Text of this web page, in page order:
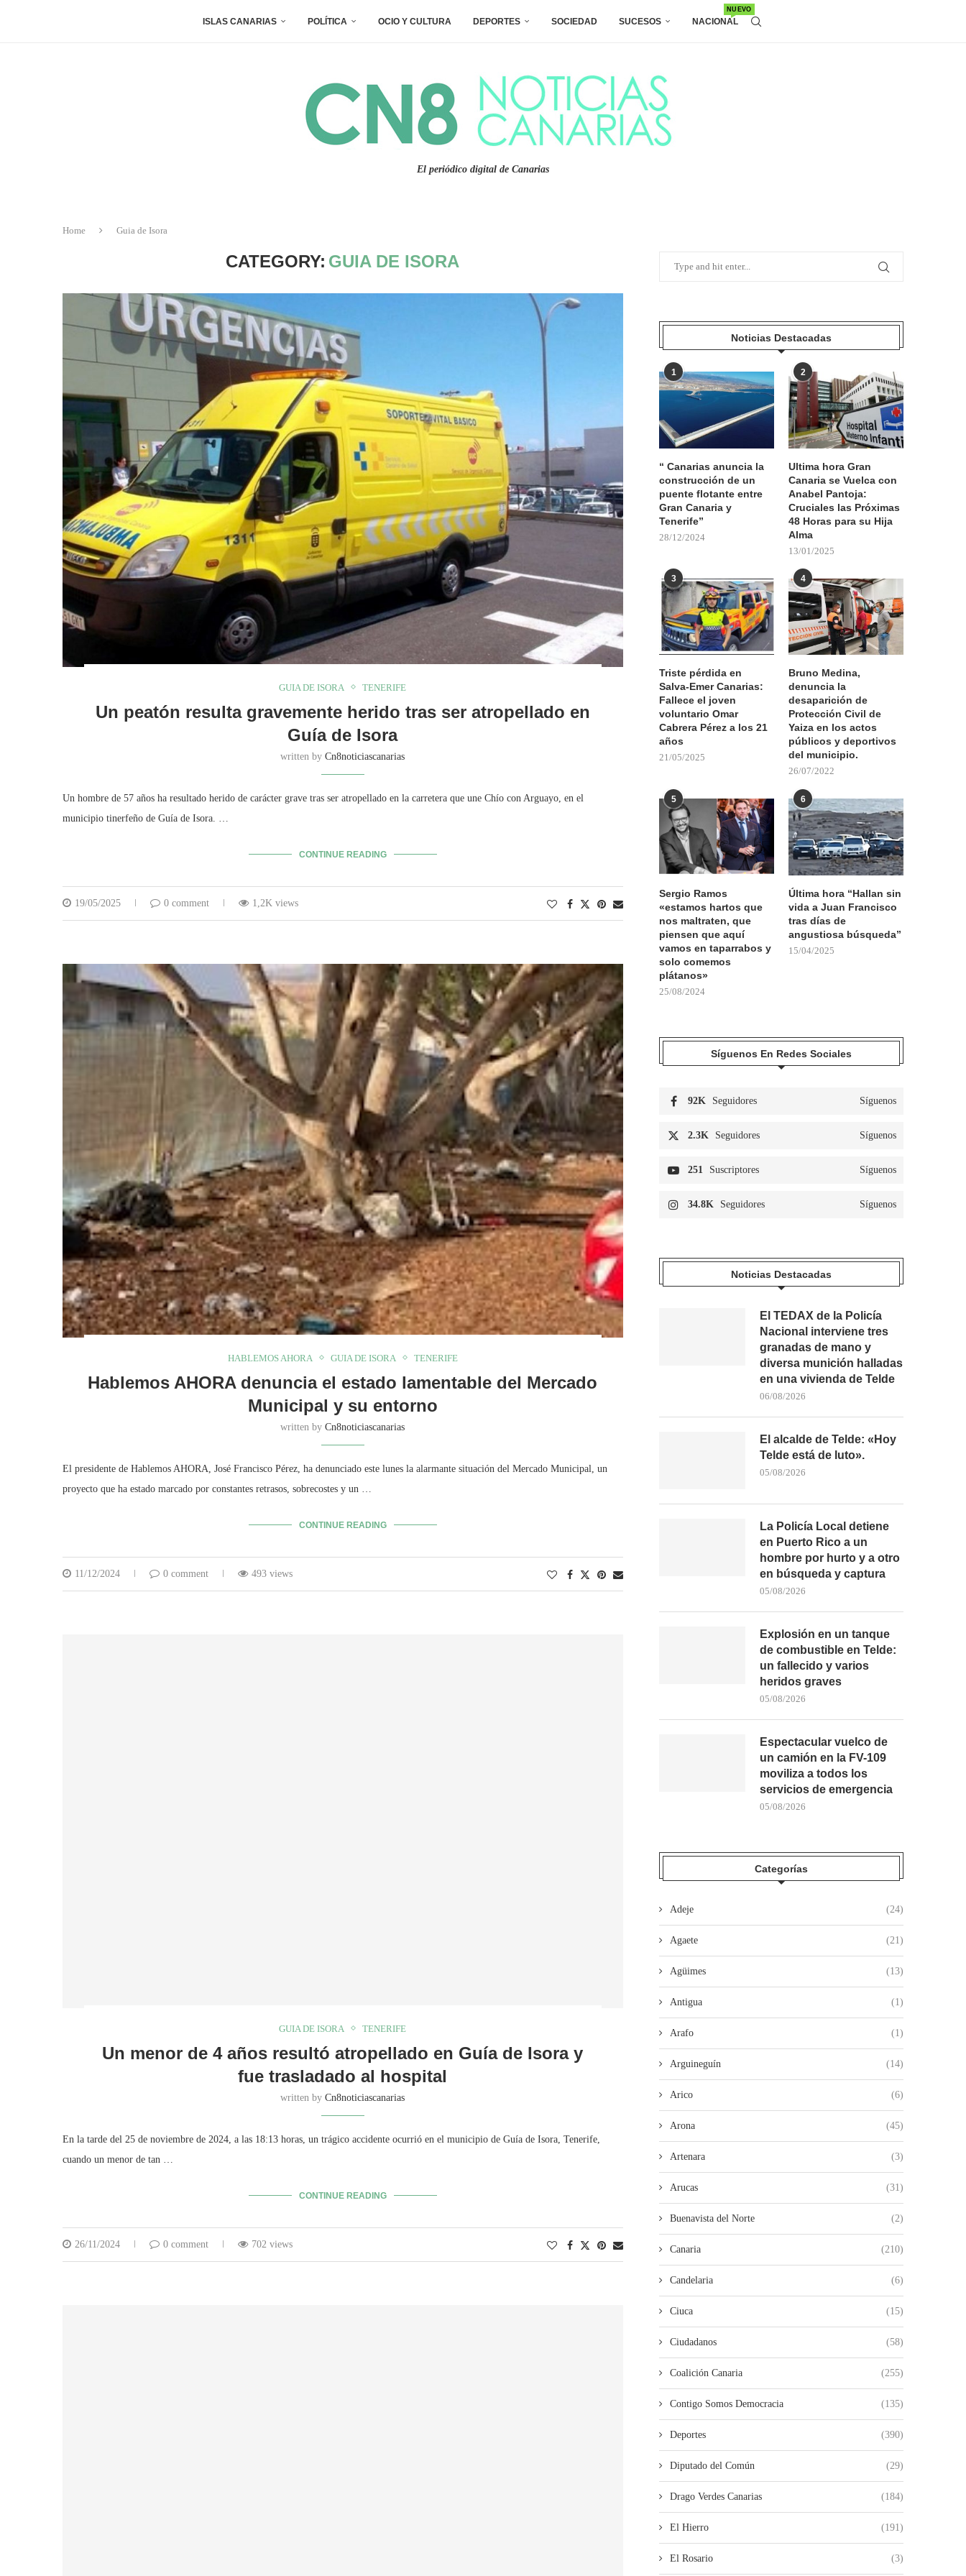
ISLAS CANARIAS POLÍTICA OCIO Y CULTURA DEPORTES SOCIEDAD SUCESOS NACIONAL
NUEVO
El periódico digital de Canarias
Home Guia de Isora
CATEGORY: GUIA DE ISORA
GUIA DE ISORA TENERIFE
Un peatón resulta gravemente herido tras ser atropellado en
Guía de Isora
written byCn8noticiascanarias
Un hombre de 57 años ha resultado herido de carácter grave tras ser atropellado en la carretera que une Chío con Arguayo, en el
municipio tinerfeño de Guía de Isora. …
CONTINUE READING
19/05/2025 0 comment 1,2K views
HABLEMOS AHORA GUIA DE ISORA TENERIFE
Hablemos AHORA denuncia el estado lamentable del Mercado
Municipal y su entorno
written byCn8noticiascanarias
El presidente de Hablemos AHORA, José Francisco Pérez, ha denunciado este lunes la alarmante situación del Mercado Municipal, un
proyecto que ha estado marcado por constantes retrasos, sobrecostes y un …
CONTINUE READING
11/12/2024 0 comment 493 views
GUIA DE ISORA TENERIFE
Un menor de 4 años resultó atropellado en Guía de Isora y
fue trasladado al hospital
written byCn8noticiascanarias
En la tarde del 25 de noviembre de 2024, a las 18:13 horas, un trágico accidente ocurrió en el municipio de Guía de Isora, Tenerife,
cuando un menor de tan …
CONTINUE READING
26/11/2024 0 comment 702 views
Noticias Destacadas
1
“ Canarias anuncia la
construcción de un
puente flotante entre
Gran Canaria y
Tenerife”
28/12/2024
2
Ultima hora Gran
Canaria se Vuelca con
Anabel Pantoja:
Cruciales las Próximas
48 Horas para su Hija
Alma
13/01/2025
3
Triste pérdida en
Salva-Emer Canarias:
Fallece el joven
voluntario Omar
Cabrera Pérez a los 21
años
21/05/2025
4
Bruno Medina,
denuncia la
desaparición de
Protección Civil de
Yaiza en los actos
públicos y deportivos
del municipio.
26/07/2022
5
Sergio Ramos
«estamos hartos que
nos maltraten, que
piensen que aquí
vamos en taparrabos y
solo comemos
plátanos»
25/08/2024
6
Última hora “Hallan sin
vida a Juan Francisco
tras días de
angustiosa búsqueda”
15/04/2025
Síguenos En Redes Sociales
92K Seguidores Síguenos
2.3K Seguidores Síguenos
251 Suscriptores Síguenos
34.8K Seguidores Síguenos
Noticias Destacadas
El TEDAX de la Policía
Nacional interviene tres
granadas de mano y
diversa munición halladas
en una vivienda de Telde
06/08/2026
El alcalde de Telde: «Hoy
Telde está de luto».
05/08/2026
La Policía Local detiene
en Puerto Rico a un
hombre por hurto y a otro
en búsqueda y captura
05/08/2026
Explosión en un tanque
de combustible en Telde:
un fallecido y varios
heridos graves
05/08/2026
Espectacular vuelco de
un camión en la FV-109
moviliza a todos los
servicios de emergencia
05/08/2026
Categorías
Adeje (24)
Agaete (21)
Agüimes (13)
Antigua (1)
Arafo (1)
Arguineguín (14)
Arico (6)
Arona (45)
Artenara (3)
Arucas (31)
Buenavista del Norte (2)
Canaria (210)
Candelaria (6)
Ciuca (15)
Ciudadanos (58)
Coalición Canaria (255)
Contigo Somos Democracia (135)
Deportes (390)
Diputado del Común (29)
Drago Verdes Canarias (184)
El Hierro (191)
El Rosario (3)